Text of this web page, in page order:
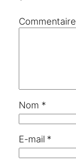
Commentaire
Nom *
E-mail *